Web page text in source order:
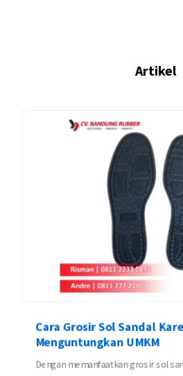
Artikel
Cara Grosir Sol Sandal
Menguntungkan UMKM
Dengan memanfaatkan grosir sol